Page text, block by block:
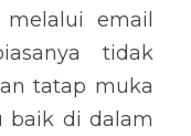
email
tidak
tatap muka
baik di dalam